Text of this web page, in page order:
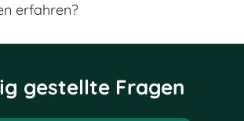
erfahren?
gestellte Fragen